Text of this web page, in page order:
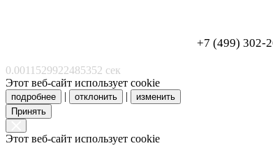
+7 (499) 302-
0.0011529922485352 сек
Этот веб-сайт использует cookie
подробнее | отклонить |
изменить
Принять
Этот веб-сайт использует cookie